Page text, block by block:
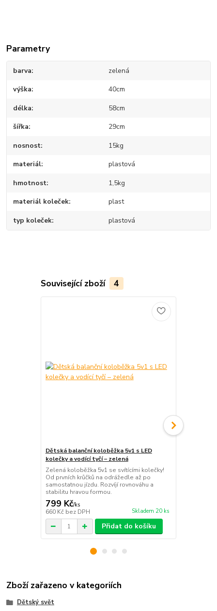
Parametry
barva zelená
výška 40cm
délka 58cm
šířka 29cm
nosnost 15kg
materiál plastová
hmotnost 1,5kg
materiál koleček plast
typ koleček plastová
Související zboží 4
Dětská balanční koloběžka 5v1 s LED
kolečky a vodící tyčí – zelená
Zelená koloběžka 5v1 se svítícími kolečky!
Od prvních krůčků na odrážedle až po
samostatnou jízdu. Rozvíjí rovnováhu a
stabilitu hravou formou.
799 Kč/ks
660 Kč bez DPH Skladem 20 ks
Přidat do košíku
Zboží zařazeno v kategoriích
Dětský svět